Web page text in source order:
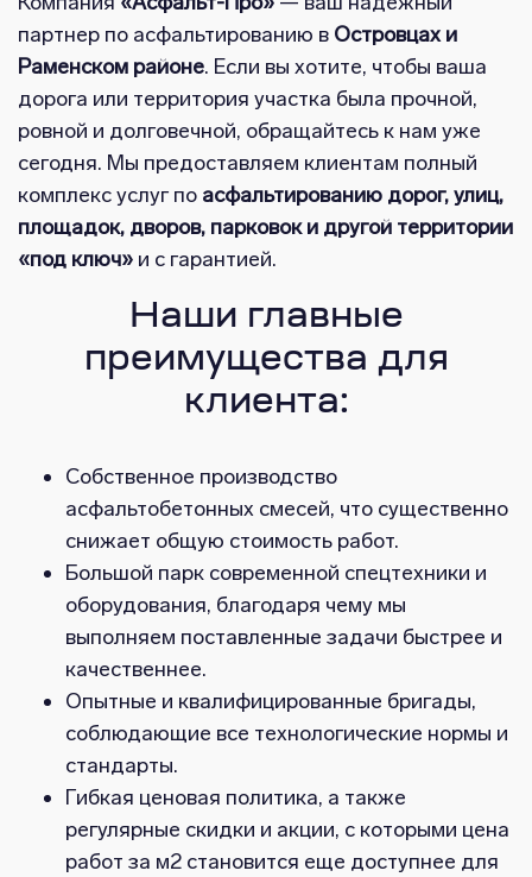
партнер по асфальтированию в Островцах и
Раменском районе. Если вы хотите, чтобы ваша
дорога или территория участка была прочной,
ровной и долговечной, обращайтесь к нам уже
сегодня. Мы предоставляем клиентам полный
комплекс услуг по асфальтированию дорог, улиц,
площадок, дворов, парковок и другой территории
«под ключ» и с гарантией.
Наши главные
преимущества для
клиента:
Собственное производство
асфальтобетонных смесей, что существенно
снижает общую стоимость работ.
Большой парк современной спецтехники и
оборудования, благодаря чему мы
выполняем поставленные задачи быстрее и
качественнее.
Опытные и квалифицированные бригады,
соблюдающие все технологические нормы и
стандарты.
Гибкая ценовая политика, а также
регулярные скидки и акции, с которыми цена
работ за м2 становится еще доступнее для